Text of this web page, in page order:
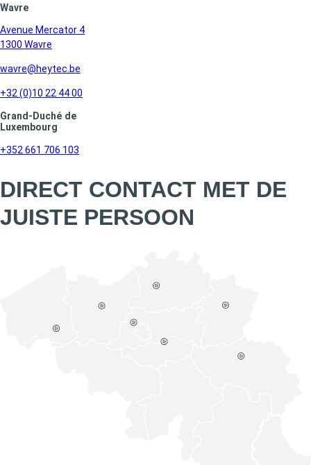
Wavre
Avenue Mercator 4
1300 Wavre
wavre@heytec.be
+32 (0)10 22 44 00
Grand-Duché de
Luxembourg
+352 661 706 103
DIRECT CONTACT MET DE
JUISTE PERSOON